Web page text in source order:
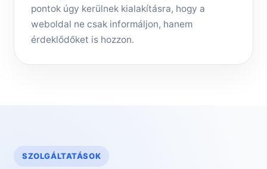
pontok úgy kerülnek kialakításra, hogy a
weboldal ne csak informáljon, hanem
érdeklődőket is hozzon.
SZOLGÁLTATÁSOK